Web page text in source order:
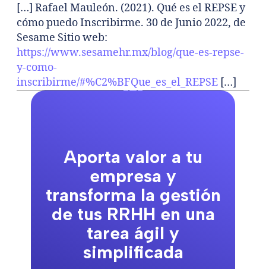
[…] Rafael Mauleón. (2021). Qué es el REPSE y
cómo puedo Inscribirme. 30 de Junio 2022, de
Sesame Sitio web:
https://www.sesamehr.mx/blog/que-es-repse-
y-como-
inscribirme/#%C2%BFQue_es_el_REPSE […]
Aporta valor a tu
empresa y
transforma la gestión
de tus RRHH en una
tarea ágil y
simplificada